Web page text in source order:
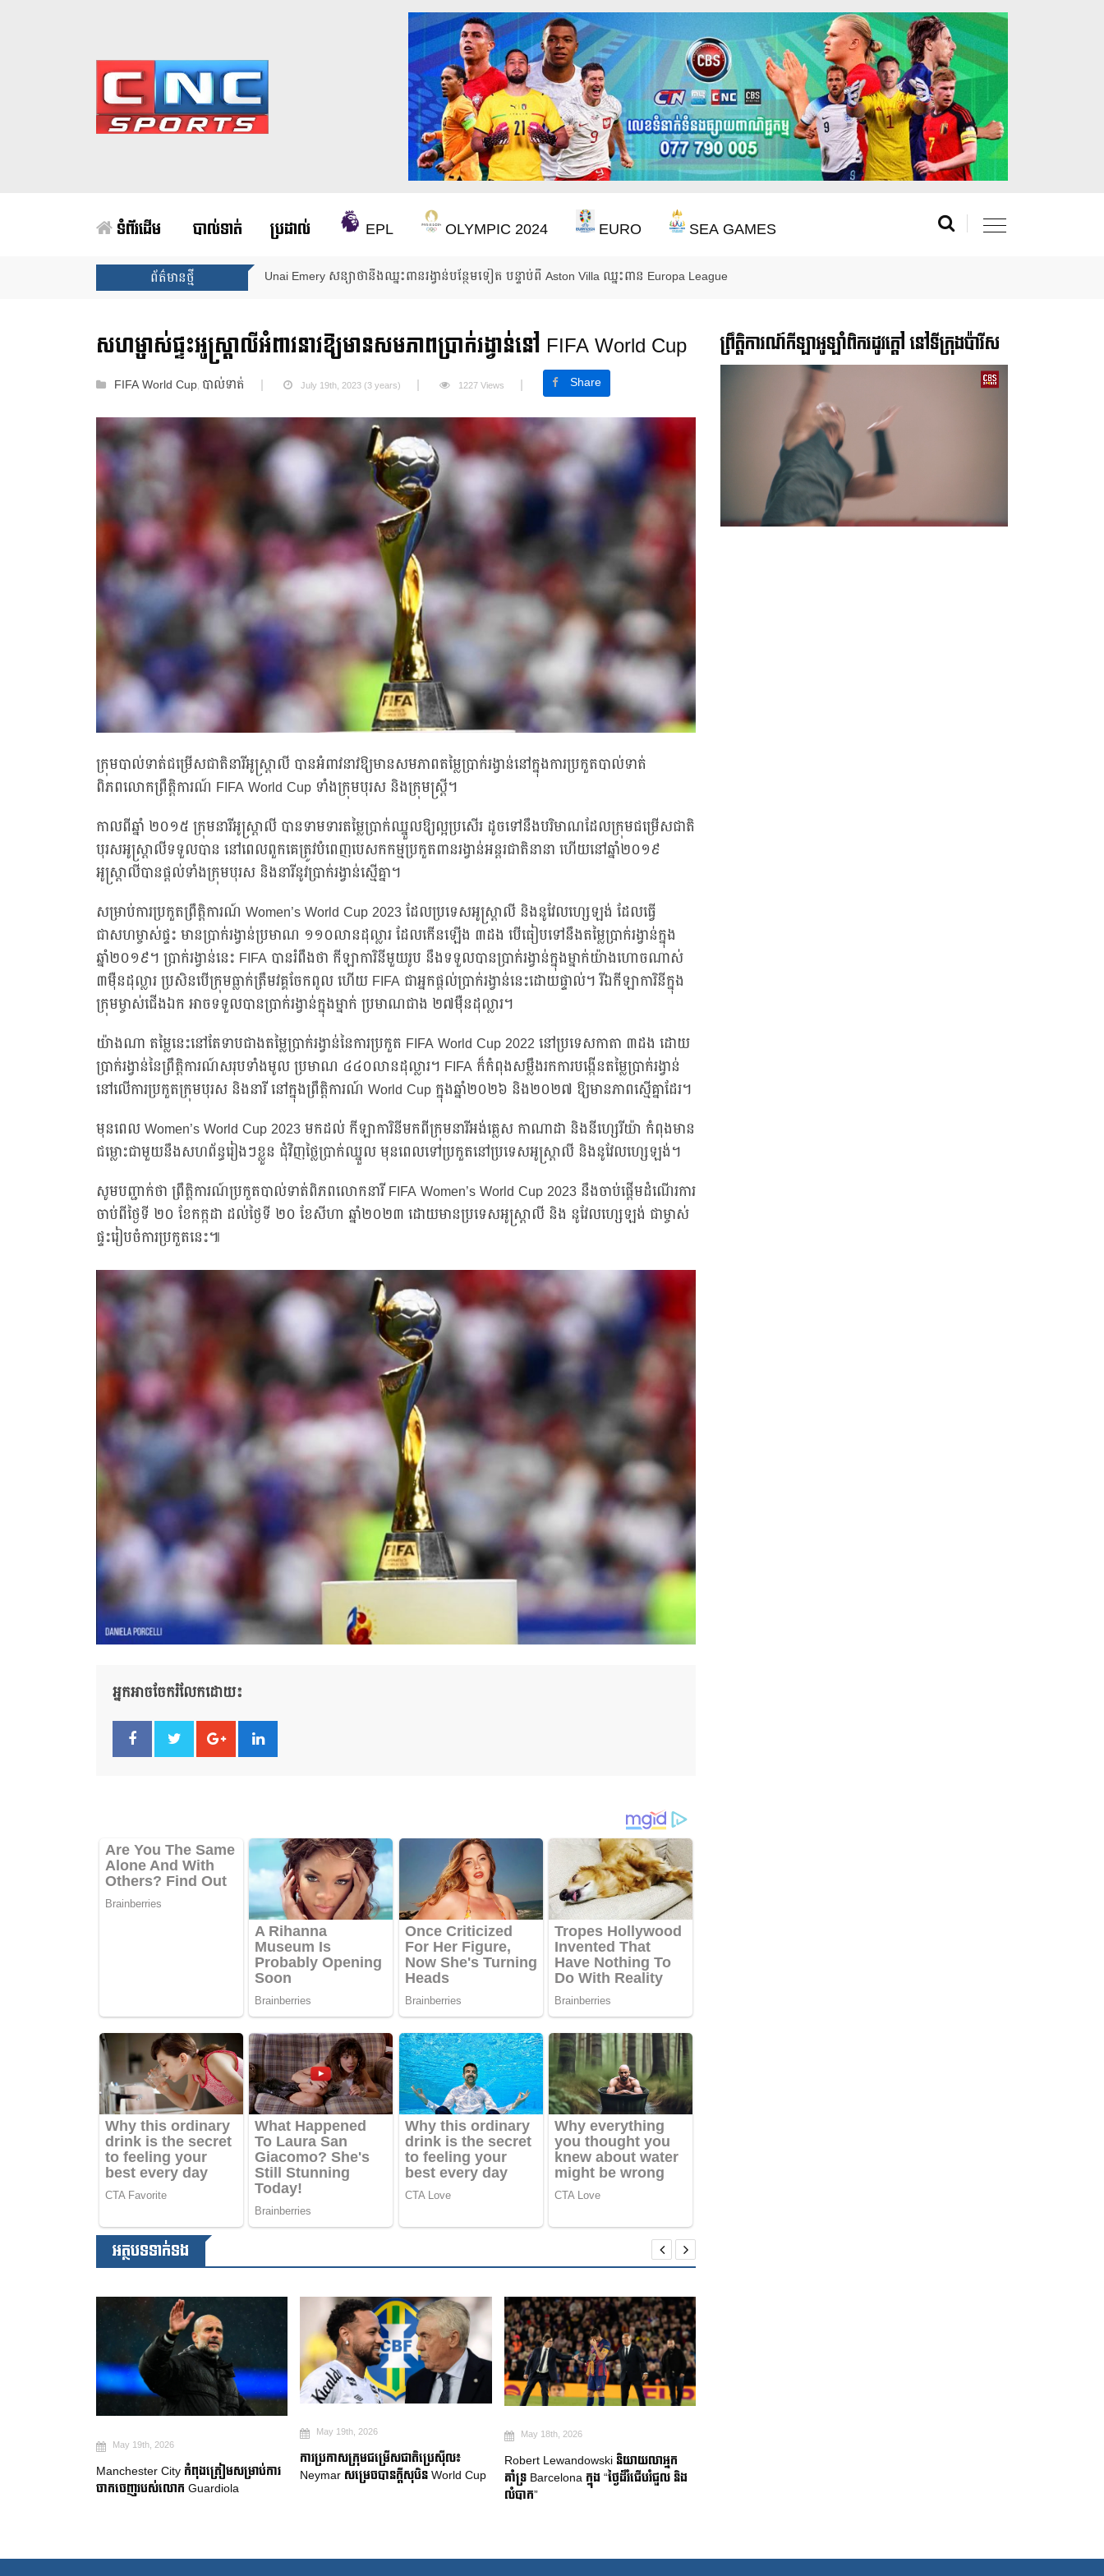
ទំព័រដើម បាល់ទាត់ ប្រដាល់ EPL OLYMPIC 2024 EURO SEA GAMES
ព័ត៌មានថ្មី Arsenal បញ្ចប់ការរង់ចាំ ២២ ឆ្នាំ ដើម្បីឈ្នះពាន Premier League
សហម្ចាស់ផ្ទះអូស្ត្រាលីអំពាវនាវឱ្យមានសមភាពប្រាក់រង្វាន់នៅ FIFA World Cup
FIFA World Cup, បាល់ទាត់ July 19th, 2023 (3 years) 1227 Views Share
ក្រុមបាល់ទាត់ជម្រើសជាតិនារីអូស្ត្រាលី បានអំពាវនាវឱ្យមានសមភាពតម្លៃប្រាក់រង្វាន់នៅក្នុងការប្រកួតបាល់ទាត់
ពិភពលោកព្រឹត្តិការណ៍ FIFA World Cup ទាំងក្រុមបុរស និងក្រុមស្ត្រី។
កាលពីឆ្នាំ ២០១៥ ក្រុមនារីអូស្ត្រាលី បានទាមទារតម្លៃប្រាក់ឈ្នួលឱ្យល្អប្រសើរ ដូចទៅនឹងបរិមាណដែលក្រុមជម្រើសជាតិ
បុរសអូស្ត្រាលីទទួលបាន នៅពេលពួកគេត្រូវបំពេញបេសកកម្មប្រកួតពានរង្វាន់អន្តរជាតិនានា ហើយនៅឆ្នាំ២០១៩
អូស្ត្រាលីបានផ្តល់ទាំងក្រុមបុរស និងនារីនូវប្រាក់រង្វាន់ស្មើគ្នា។
សម្រាប់ការប្រកួតព្រឹត្តិការណ៍ Women’s World Cup 2023 ដែលប្រទេសអូស្ត្រាលី និងនូវែលហ្សេឡង់ ដែលធ្វើ
ជាសហម្ចាស់ផ្ទះ មានប្រាក់រង្វាន់ប្រមាណ ១១០លានដុល្លារ ដែលកើនឡើង ៣ដង បើធៀបទៅនឹងតម្លៃប្រាក់រង្វាន់ក្នុង
ឆ្នាំ២០១៩។ ប្រាក់រង្វាន់នេះ FIFA បានរំពឹងថា កីឡាការិនីមួយរូប នឹងទទួលបានប្រាក់រង្វាន់ក្នុងម្នាក់យ៉ាងហោចណាស់
៣ម៉ឺនដុល្លារ ប្រសិនបើក្រុមធ្លាក់ត្រឹមវគ្គចែកពូល ហើយ FIFA ជាអ្នកផ្តល់ប្រាក់រង្វាន់នេះដោយផ្ទាល់។ រីឯកីឡាការិនីក្នុង
ក្រុមម្ចាស់ជើងឯក អាចទទួលបានប្រាក់រង្វាន់ក្នុងម្នាក់ ប្រមាណជាង ២៧ម៉ឺនដុល្លារ។
យ៉ាងណា តម្លៃនេះនៅតែទាបជាងតម្លៃប្រាក់រង្វាន់នៃការប្រកួត FIFA World Cup 2022 នៅប្រទេសកាតា ៣ដង ដោយ
ប្រាក់រង្វាន់នៃព្រឹត្តិការណ៍សរុបទាំងមូល ប្រមាណ ៤៤០លានដុល្លារ។ FIFA ក៏កំពុងសម្លឹងរកការបង្កើនតម្លៃប្រាក់រង្វាន់
នៅលើការប្រកួតក្រុមបុរស និងនារី នៅក្នុងព្រឹត្តិការណ៍ World Cup ក្នុងឆ្នាំ២០២៦ និង២០២៧ ឱ្យមានភាពស្មើគ្នាដែរ។
មុនពេល Women’s World Cup 2023 មកដល់ កីឡាការិនីមកពីក្រុមនារីអង់គ្លេស កាណាដា និងនីហ្សេរីយ៉ា កំពុងមាន
ជម្លោះជាមួយនឹងសហព័ន្ធរៀងៗខ្លួន ជុំវិញថ្លៃប្រាក់ឈ្នួល មុនពេលទៅប្រកួតនៅប្រទេសអូស្ត្រាលី និងនូវែលហ្សេឡង់។
សូមបញ្ជាក់ថា ព្រឹត្តិការណ៍ប្រកួតបាល់ទាត់ពិភពលោកនារី FIFA Women’s World Cup 2023 នឹងចាប់ផ្តើមដំណើរការ
ចាប់ពីថ្ងៃទី ២០ ខែកក្កដា ដល់ថ្ងៃទី ២០ ខែសីហា ឆ្នាំ២០២៣ ដោយមានប្រទេសអូស្ត្រាលី និង នូវែលហ្សេឡង់ ជាម្ចាស់
ផ្ទះរៀបចំការប្រកួតនេះ៕
អ្នកអាចចែករំលែកដោយ៖
អត្ថបទទាក់ទង
May 19th, 2026
Manchester City កំពុងត្រៀមសម្រាប់ការ
ចាកចេញរបស់លោក Guardiola
May 19th, 2026
ការប្រកាសក្រុមជម្រើសជាតិប្រេស៊ីល៖
Neymar សម្រេចបានក្តីសុបិន World Cup
May 18th, 2026
Robert Lewandowski និយាយលាអ្នក
គាំទ្រ Barcelona ក្នុង “ថ្ងៃដ៏រំជើបរំជួល និង
លំបាក”
ព្រឹត្តិការណ៍កីឡាអូឡាំពិករដូវក្ដៅ នៅទីក្រុងប៉ារីស